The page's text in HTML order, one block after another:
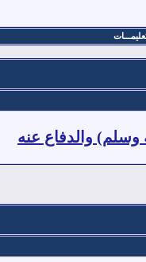
والدفاع عنه